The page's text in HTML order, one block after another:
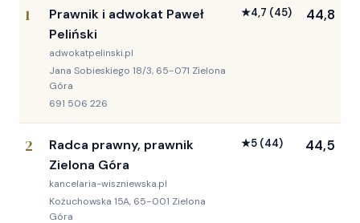
1
Prawnik i adwokat Paweł
Peliński
adwokatpelinski.pl
Jana Sobieskiego 18/3, 65-071 Zielona
Góra
691 506 226
★4,7 (45) 44,8
2
Radca prawny, prawnik
Zielona Góra
kancelaria-wiszniewska.pl
Kożuchowska 15A, 65-001 Zielona
Góra
★5 (44) 44,5